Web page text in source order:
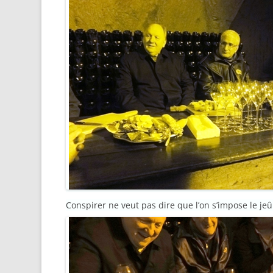
Conspirer ne veut pas dire que l’on s’impose le